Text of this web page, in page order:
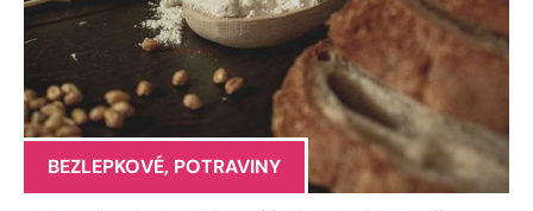
BEZLEPKOVÉ, POTRAVINY